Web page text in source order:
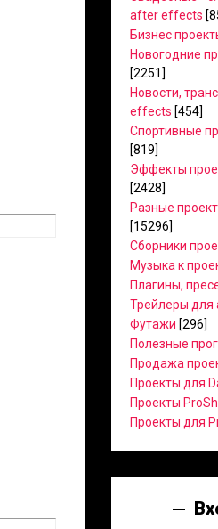
after effects
Бизнес
Новогодние
[2251]
Новости,
effects [454]
Спортивные
[819]
Эффекты
[2428]
Разные
[15296]
Сборники
Музыка к
Плагины,
Трейлеры
Футажи [296]
Полезные
Продажа
Проекты для
Проекты
Проекты для